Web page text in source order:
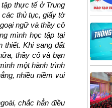
tập thực tế ở Trung
các thủ tục, giấy tờ
ngữ và thầy cô
mình học tập tại
thiết. Khi sang đất
thầy cô và bạn
một hành trình
nhiều niềm vui
chắc hẳn điều